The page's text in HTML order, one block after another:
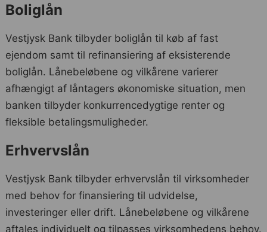
Boliglån
Vestjysk Bank tilbyder boliglån til køb af fast
ejendom samt til refinansiering af eksisterende
boliglån. Lånebeløbene og vilkårene varierer
afhængigt af låntagers økonomiske situation, men
banken tilbyder konkurrencedygtige renter og
fleksible betalingsmuligheder.
Erhvervslån
Vestjysk Bank tilbyder erhvervslån til virksomheder
med behov for finansiering til udvidelse,
investeringer eller drift. Lånebeløbene og vilkårene
aftales individuelt og tilpasses virksomhedens behov.